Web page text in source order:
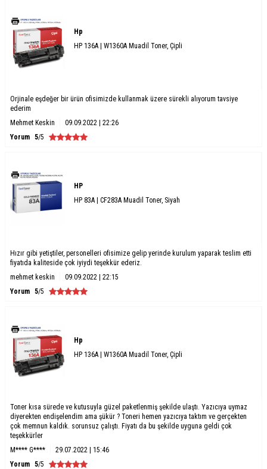
Hp
HP 136A | W1360A Muadil Toner, Çipli
Orjinale eşdeğer bir ürün ofisimizde kullanmak üzere sürekli alıyorum tavsiye
ederim
Mehmet Keskin
09.09.2022 | 22:26
Yorum 5/5
HP
HP 83A | CF283A Muadil Toner, Siyah
Hızır gibi yetiştiler, personelleri ofisimize gelip yerinde kurulum yaparak teslim etti
fiyatıda kaliteside çok iyiydi teşekkür ederiz.
mehmet keskin
09.09.2022 | 22:15
Yorum 5/5
Hp
HP 136A | W1360A Muadil Toner, Çipli
Toner kısa sürede ve kutusuyla güzel paketlenmiş şekilde ulaştı. Yazıcıya uymaz
diyerekten endişelendim ama şükür ? Toneri hemen yazıcıya taktım ve gerçekten
çok memnun kaldık. sorunsuz çalıştı. Fiyatı da bu şekilde uyguna geldi çok
teşekkürler
M**** G****
29.07.2022 | 15:46
Yorum 5/5